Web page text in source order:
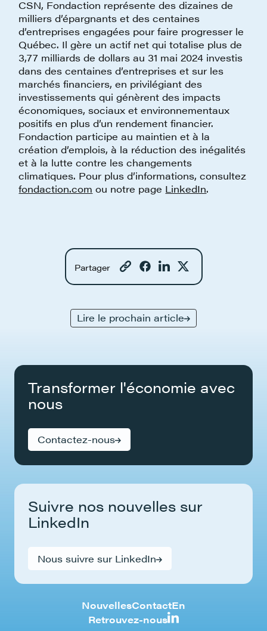
Partager
Lire le prochain article
CSN, Fondaction représente des dizaines de
milliers d’épargnants et des centaines
d’entreprises engagées pour faire progresser le
Québec. Il gère un actif net qui totalise plus de
3,77 milliards de dollars au 31 mai 2024 investis
dans des centaines d’entreprises et sur les
marchés financiers, en privilégiant des
investissements qui génèrent des impacts
économiques, sociaux et environnementaux
positifs en plus d’un rendement financier.
Fondaction participe au maintien et à la
création d’emplois, à la réduction des inégalités
et à la lutte contre les changements
climatiques. Pour plus d’informations, consultez
fondaction.com ou notre page LinkedIn.
Transformer l'économie avec
nous
Contactez-nous
Suivre nos nouvelles sur
LinkedIn
Nous suivre sur LinkedIn
NouvellesContactEn
Retrouvez-nous